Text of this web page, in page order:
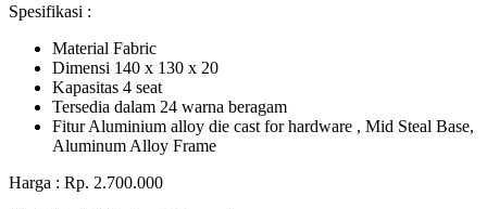
Spesifikasi :
Material Fabric
Dimensi 140 x 130 x 20
Kapasitas 4 seat
Tersedia dalam 24 warna beragam
Fitur Aluminium alloy die cast for hardware , Mid Steal Base,
Aluminum Alloy Frame
Harga : Rp. 2.700.000